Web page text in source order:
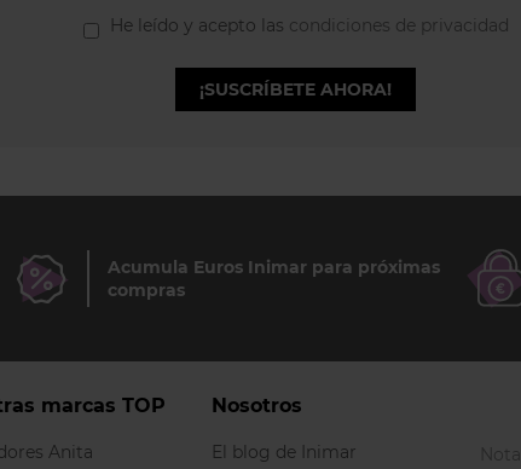
He leído y acepto las condiciones de privacidad
¡SUSCRÍBETE AHORA!
Acumula Euros Inimar para próximas
compras
marcas TOP
Anita
Nosotros
El blog de Inimar Nota